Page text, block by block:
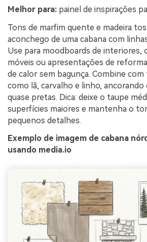
Melhor para: painel de inspirações
Tons de marfim quente e madeira
aconchego de uma cabana com
Use para moodboards de interiores,
móveis ou apresentações de
de calor sem bagunça. Combine
como lã, carvalho e linho,
quase pretas. Dica: deixe o taupe
superfícies maiores e mantenha o
pequenos detalhes.
Exemplo de imagem de cabana
usando media.io